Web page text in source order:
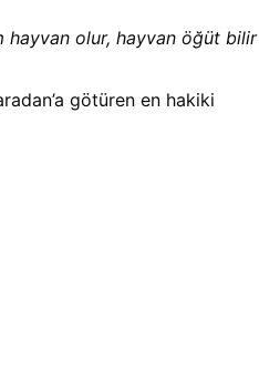
hayvan olur, hayvan öğüt bilir
götüren en hakiki